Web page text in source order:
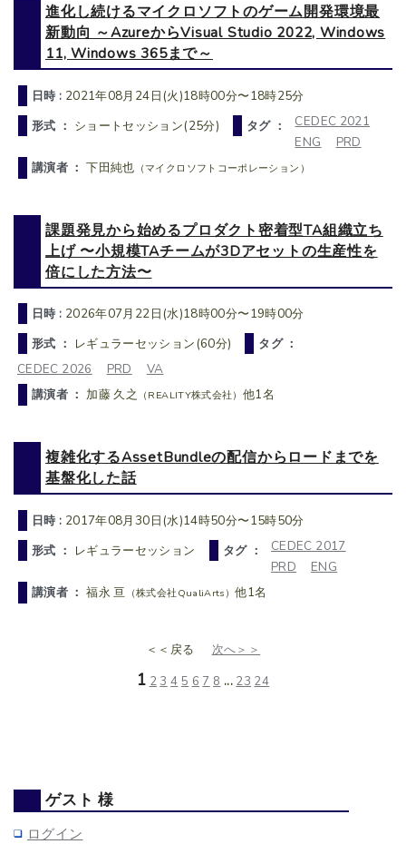
進化し続けるマイクロソフトのゲーム開発環境最
新動向 ～AzureからVisual Studio 2022, Windows
11, Windows 365まで～
日時 : 2021年08月24日(火)18時00分〜18時25分
形式 ： ショートセッション(25分) タグ ：
CEDEC 2021
ENG
PRD
講演者 ：下田純也 （マイクロソフトコーポレーション）
課題発見から始めるプロダクト密着型TA組織立ち
上げ 〜小規模TAチームが3Dアセットの生産性を
倍にした方法〜
日時 : 2026年07月22日(水)18時00分〜19時00分
形式 ： レギュラーセッション(60分)
タグ ：
CEDEC 2026
PRD
VA
講演者 ：加藤 久之 （REALITY株式会社） 他1名
複雑化するAssetBundleの配信からロードまでを
基盤化した話
日時 : 2017年08月30日(水)14時50分〜15時50分
形式 ： レギュラーセッション タグ ：
CEDEC 2017
PRD
ENG
講演者 ：福永 亘 （株式会社QualiArts）他1名
＜＜戻る 次へ＞＞
1 23 4 5 6 7 8 ... 23 24
ゲスト 様
ログイン